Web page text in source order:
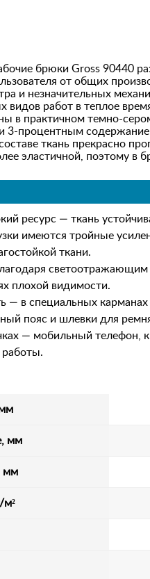
брюки Gross 90440
от общих
и незначительных
видов работ в теплое
в практичном темно-
3-процентным
ткань прекрасно
эластичной, поэтому в
ресурс — ткань
имеются тройные
ткани.
плохой видимости.
— в специальных
пояс и шлевки для
— мобильный телефон,
работы.
мм
мм
м²